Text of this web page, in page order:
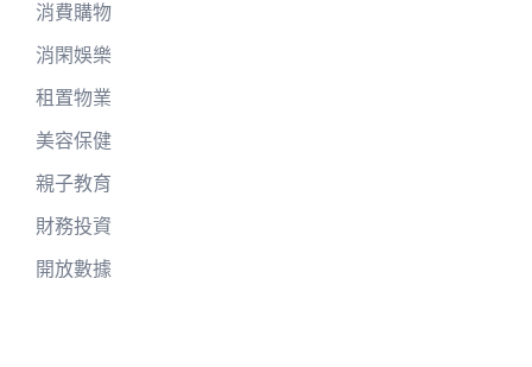
消費購物
消閑娛樂
租置物業
美容保健
親子教育
財務投資
開放數據